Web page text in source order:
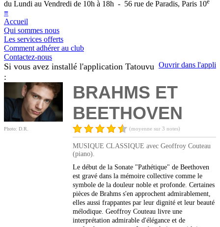
du Lundi au Vendredi de 10h à 18h - 56 rue de Paradis, Paris 10
≡
Accueil
Qui sommes nous
Les services offerts
Comment adhérer au club
Contactez-nous
Ouvrir dans l'appli
Si vous avez installé l'application Tatouvu
:
Photo: D.R.
BRAHMS ET
BEETHOVEN
(moyenne sur 3 notes)
MUSIQUE CLASSIQUE avec Geoffroy Couteau
(piano).
Le début de la Sonate "Pathétique" de Beethoven
est gravé dans la mémoire collective comme le
symbole de la douleur noble et profonde. Certaines
pièces de Brahms s'en approchent admirablement,
elles aussi frappantes par leur dignité et leur beauté
mélodique. Geoffroy Couteau livre une
interprétation admirable d'élégance et de